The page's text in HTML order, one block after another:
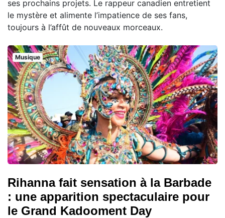
ses prochains projets. Le rappeur canadien entretient
le mystère et alimente l’impatience de ses fans,
toujours à l’affût de nouveaux morceaux.
Musique
Rihanna fait sensation à la Barbade
: une apparition spectaculaire pour
le Grand Kadooment Day